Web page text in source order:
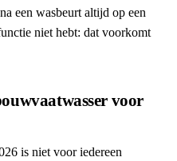
een wasbeurt altijd op een
niet hebt: dat voorkomt
voor
is niet voor iedereen